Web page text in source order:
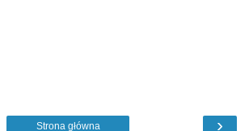
›
Strona główna